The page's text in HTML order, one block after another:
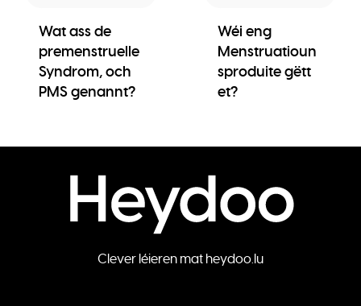
Wat ass de
premenstruelle
Syndrom, och
PMS genannt?
Wéi eng
Menstruatioun
sproduite gëtt
et?
Clever léieren mat heydoo.lu